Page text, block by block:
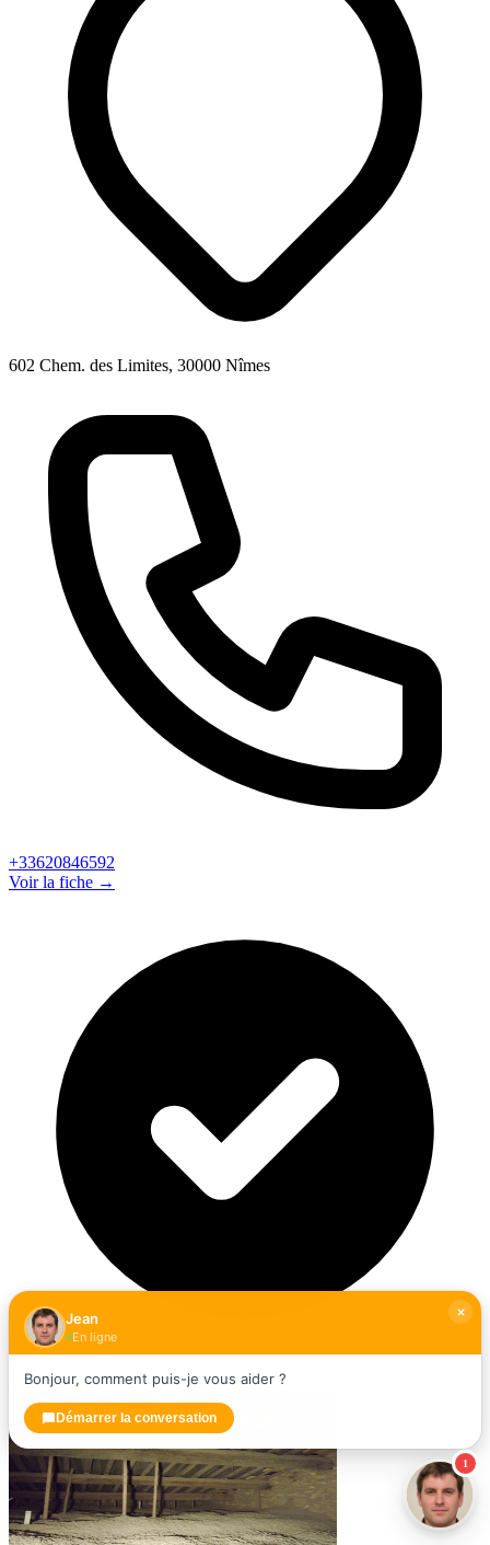
602 Chem. des Limites, 30000 Nîmes
+33620846592
Voir la fiche →
Vérifié
1
Jean
En ligne
Bonjour, comment puis-je vous aider ?
Démarrer la conversation